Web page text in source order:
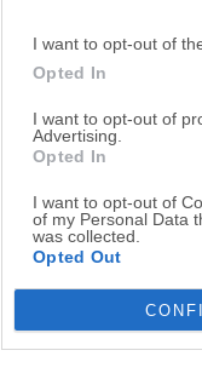
I want to opt-out of
Opted In
I want to opt-out of
Advertising.
Opted In
I want to opt-out of
of my Personal Data
was collected.
Opted Out
Adobe
GTA 6 for
PC Repair